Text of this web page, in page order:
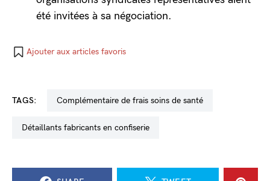
été invitées à sa négociation.
Ajouter aux articles favoris
TAGS: complémentaire de frais soins de santé
détaillants fabricants en confiserie